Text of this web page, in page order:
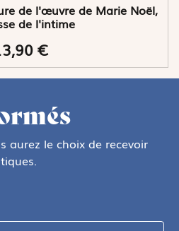
de l'œuvre de Marie Noël,
de l'intime
€
aurez le choix de recevoir